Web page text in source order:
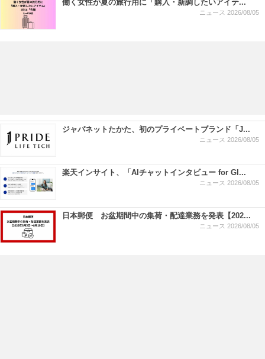
働く女性が夏の旅行用に「購入・新調したいアイテ...
ニュース 2026/08/05
ジャパネットたかた、初のプライベートブランド「J...
ニュース 2026/08/05
楽天インサイト、「AIチャットインタビュー for Gl...
ニュース 2026/08/05
日本郵便 お盆期間中の集荷・配達業務を発表【202...
ニュース 2026/08/05